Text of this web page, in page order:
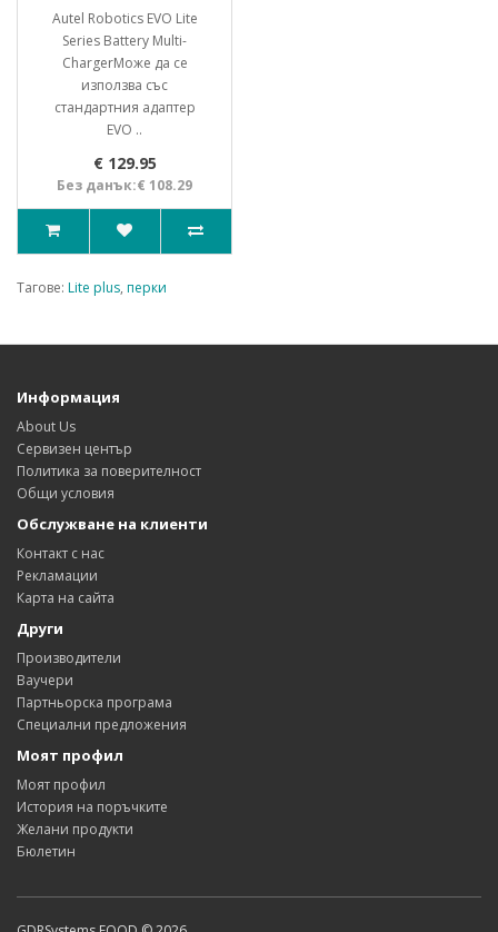
Autel Robotics EVO Lite
Series Battery Multi-
ChargerМоже да се
използва със
стандартния адаптер
EVO ..
€ 129.95
Без данък:€ 108.29
Тагове: Lite plus, перки
Информация
About Us
Сервизен център
Политика за поверителност
Общи условия
Обслужване на клиенти
Контакт с нас
Рекламации
Карта на сайта
Други
Производители
Ваучери
Партньорска програма
Специални предложения
Моят профил
Моят профил
История на поръчките
Желани продукти
Бюлетин